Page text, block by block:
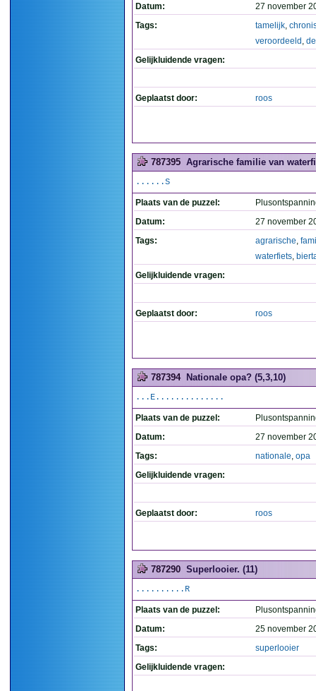
Datum:
27 november
Tags:
tamelijk,
veroordeeld ,
Gelijkluidende vragen:
Geplaatst door: roos
787395 Agrarische familie van
......S
Plaats van de puzzel:
Datum:
27 november
Tags:
agrarische,
waterfiets,
Gelijkluidende vragen:
Geplaatst door: roos
787394 Nationale opa? (5,3,10)
...E..............
Plaats van de puzzel:
Datum:
27 november
Tags:
nationale, opa
Gelijkluidende vragen:
Geplaatst door: roos
787290 Superlooier. (11)
..........R
Plaats van de puzzel:
Datum:
25 november
Tags:
superlooier
Gelijkluidende vragen: